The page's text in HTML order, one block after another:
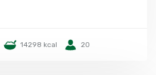
14298 kcal 20